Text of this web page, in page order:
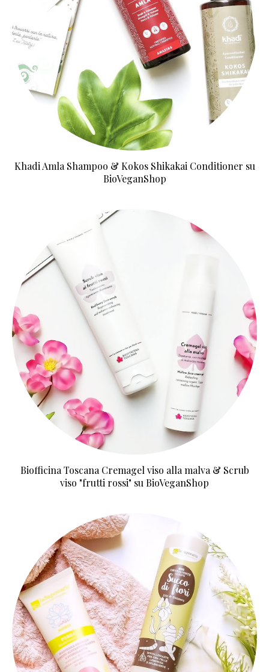
Khadi Amla Shampoo & Kokos Shikakai Conditioner su
BioVeganShop
Biofficina Toscana Cremagel viso alla malva & Scrub
viso "frutti rossi" su BioVeganShop